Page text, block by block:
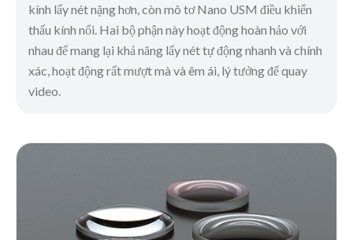
kính lấy nét nặng hơn, còn mô tơ Nano USM điều khiển
thấu kính nổi. Hai bộ phận này hoạt động hoàn hảo với
nhau để mang lại khả năng lấy nét tự động nhanh và chính
xác, hoạt động rất mượt mà và êm ái, lý tưởng để quay
video.